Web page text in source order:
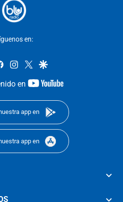
en:
facebookinstagram
twittergoogle
en
youtube-
app en
app en